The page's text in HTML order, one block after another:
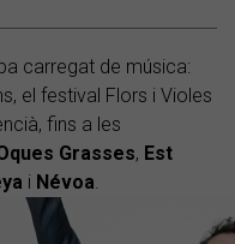
carregat de música:
el festival Flors i Violes
fins a les
Grasses, Est
i Névoa